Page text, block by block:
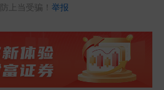
致行动人被动平仓，套
上当受骗！举报